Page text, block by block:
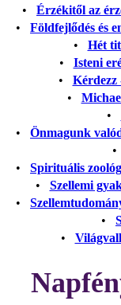
• Érzékitől az
• Földfejlődés és
• Hét
• Isteni
• Kérdezz
•
•
• Önmagunk
•
• Spirituális
• Szellemi
•
•
•